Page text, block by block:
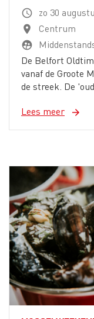
schedule zo 30
location_on Centrum
supervised_user_circle
De Belfort
vanaf de Groote
de streek. De
Lees meer
arrow_forward